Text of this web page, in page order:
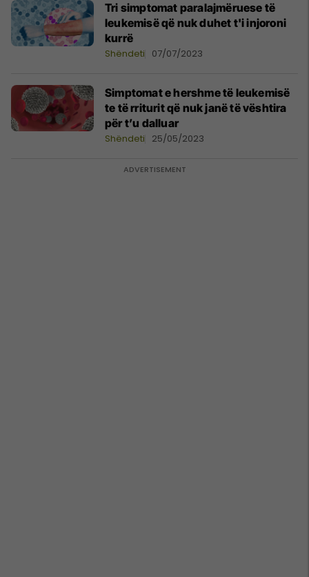
Tri simptomat paralajmëruese të
leukemisë që nuk duhet t'i injoroni
kurrë
Shëndeti 07/07/2023
Simptomat e hershme të leukemisë
te të rriturit që nuk janë të vështira
për t’u dalluar
Shëndeti 25/05/2023